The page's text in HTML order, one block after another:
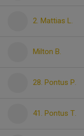
2. Mattias L.
Milton B.
28. Pontus P.
41. Pontus T.